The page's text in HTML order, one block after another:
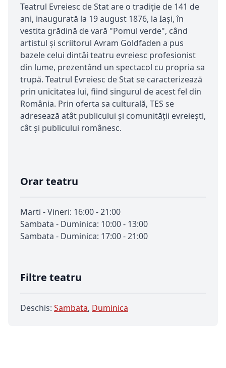
Teatrul Evreiesc de Stat are o tradiţie de 141 de
ani, inaugurată la 19 august 1876, la Iaşi, în
vestita grădină de vară "Pomul verde", când
artistul şi scriitorul Avram Goldfaden a pus
bazele celui dintâi teatru evreiesc profesionist
din lume, prezentând un spectacol cu propria sa
trupă. Teatrul Evreiesc de Stat se caracterizează
prin unicitatea lui, fiind singurul de acest fel din
România. Prin oferta sa culturală, TES se
adresează atât publicului și comunității evreiești,
cât și publicului românesc.
Orar teatru
Marti - Vineri: 16:00 - 21:00
Sambata - Duminica: 10:00 - 13:00
Sambata - Duminica: 17:00 - 21:00
Filtre teatru
Deschis: Sambata, Duminica